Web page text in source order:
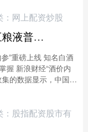
网上配资炒股
龙辉配资 五粮液普五八代领跌 白酒大单品总价创近五天以来新低
”重磅上线 知名白酒
握 新浪财经“酒价内
的数据显示，中国白
的终端零售总价7月
股指配资股市有